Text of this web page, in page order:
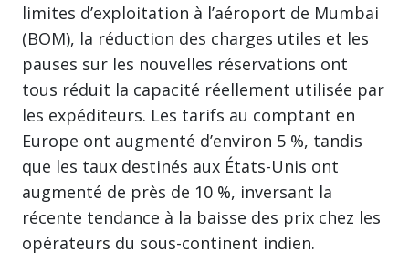
limites d’exploitation à l’aéroport de Mumbai
(BOM), la réduction des charges utiles et les
pauses sur les nouvelles réservations ont
tous réduit la capacité réellement utilisée par
les expéditeurs. Les tarifs au comptant en
Europe ont augmenté d’environ 5 %, tandis
que les taux destinés aux États-Unis ont
augmenté de près de 10 %, inversant la
récente tendance à la baisse des prix chez les
opérateurs du sous-continent indien.